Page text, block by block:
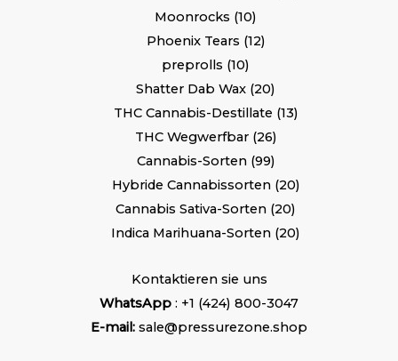
Moonrocks 10
Phoenix Tears 12
preprolls 10
Shatter Dab Wax 20
THC Cannabis-Destillate 13
THC Wegwerfbar 26
Cannabis-Sorten 99
Hybride Cannabissorten 20
Cannabis Sativa-Sorten 20
Indica Marihuana-Sorten 20
Kontaktieren sie uns
WhatsApp : +1 (424) 800-3047
E-mail: sale@pressurezone.shop